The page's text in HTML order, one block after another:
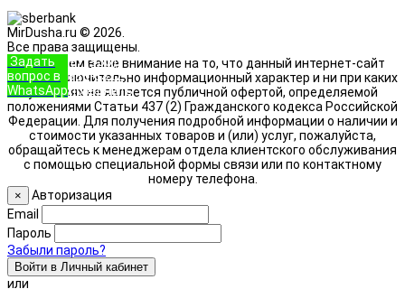
MirDusha.ru © 2026.
Все права защищены.
Обращаем ваше внимание на то, что данный интернет-сайт
носит исключительно информационный характер и ни при каких
условиях не является публичной офертой, определяемой
положениями Статьи 437 (2) Гражданского кодекса Российской
Федерации. Для получения подробной информации о наличии и
стоимости указанных товаров и (или) услуг, пожалуйста,
обращайтесь к менеджерам отдела клиентского обслуживания
с помощью специальной формы связи или по контактному
номеру телефона.
Задать
вопрос в
WhatsApp
+7 (933)
888-8322
Позвонить
×
Авторизация
Email
Пароль
Забыли пароль?
Войти в Личный кабинет
или